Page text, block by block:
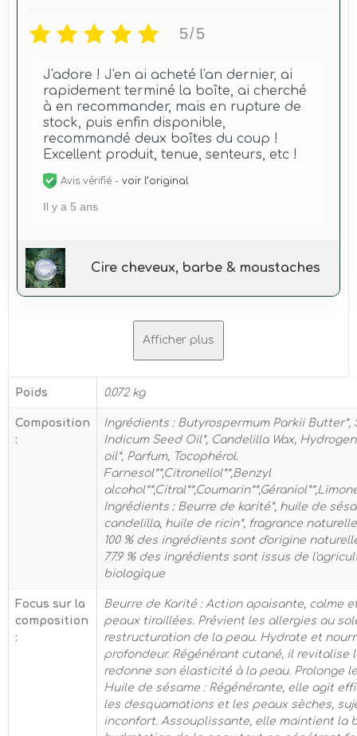
5/5
J'adore ! J'en ai acheté l'an dernier, ai
rapidement terminé la boîte, ai cherché
à en recommander, mais en rupture de
stock, puis enfin disponible,
recommandé deux boîtes du coup !
Excellent produit, tenue, senteurs, etc !
Avis vérifié - voir l’original
Il y a 5 ans
Cire cheveux, barbe & moustaches
Afficher plus
Poids 0.072 kg
Composition
:
Ingrédients : Butyrospermum Parkii Butter*,
Indicum Seed Oil*, Candelilla Wax,
oil*, Parfum, Tocophérol.
Farnesol**,Citronellol**,Benzyl
Ingrédients : Beurre de karité*, huile de
candelilla, huile de ricin*, fragrance
100 % des ingrédients sont d'origine
77.9 % des ingrédients sont issus de
biologique
Focus sur la
composition
:
Beurre de Karité : Action apaisante, calme
peaux tiraillées. Prévient les allergies au
restructuration de la peau. Hydrate et
profondeur. Régénérant cutané, il revitalise
redonne son élasticité à la peau. Prolonge
Huile de sésame : Régénérante, elle agit
les desquamations et les peaux sèches,
inconfort. Assouplissante, elle maintient la